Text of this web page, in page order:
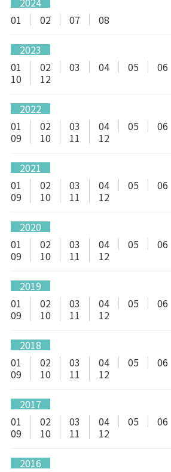
01
02 07 08
2023
01
02 03 04 05 06
10
12
2022
01
02 03 04 05 06
09
10 11 12
2021
01
02 03 04 05 06
09
10 11 12
2020
01
02 03 04 05 06
09
10 11 12
2019
01
02 03 04 05 06
09
10 11 12
2018
01
02 03 04 05 06
09
10 11 12
2017
01
02 03 04 05 06
09
10 11 12
2016